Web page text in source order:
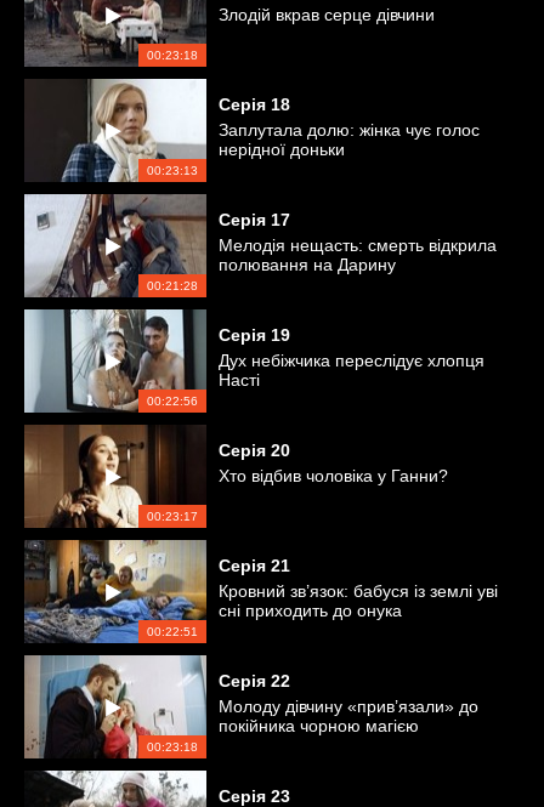
00:23:18
Злодій вкрав серце дівчини
00:23:13
Серія 18
Заплутала долю: жінка чує голос
нерідної доньки
00:21:28
Серія 17
Мелодія нещасть: смерть відкрила
полювання на Дарину
00:22:56
Серія 19
Дух небіжчика переслідує хлопця
Насті
00:23:17
Серія 20
Хто відбив чоловіка у Ганни?
00:22:51
Серія 21
Кровний зв’язок: бабуся із землі уві
сні приходить до онука
00:23:18
Серія 22
Молоду дівчину «прив’язали» до
покійника чорною магією
Серія 23